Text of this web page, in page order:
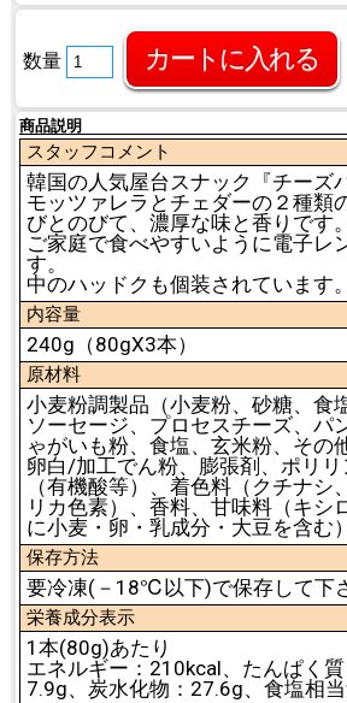
数量
商品説明
スタッフコメント
韓国の人気屋台スナック『チーズ
モッツァレラとチェダーの２種類
びとのびて、濃厚な味と香りです。
ご家庭で食べやすいように電子レ
す。
中のハッドクも個装されています。
内容量
240g（80gX3本）
原材料
小麦粉調製品（小麦粉、砂糖、食
ソーセージ、プロセスチーズ、パ
ゃがいも粉、食塩、玄米粉、その
卵白/加工でん粉、膨張剤、ポリ
（有機酸等）、着色料（クチナシ
リカ色素）、香料、甘味料（キシ
に小麦・卵・乳成分・大豆を含む）
保存方法
要冷凍(－18℃以下)で保存して下
栄養成分表示
1本(80g)あたり
エネルギー：210kcal、たんぱく質
7.9g、炭水化物：27.6g、食塩相